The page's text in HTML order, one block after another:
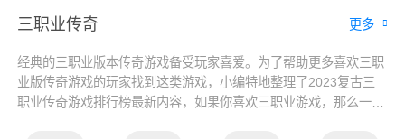
三职业传奇 更多
经典的三职业版本传奇游戏备受玩家喜爱。为了帮助更多喜欢三职
业版传奇游戏的玩家找到这类游戏，小编特地整理了2023复古三
职业传奇游戏排行榜最新内容，如果你喜欢三职业游戏，那么一定